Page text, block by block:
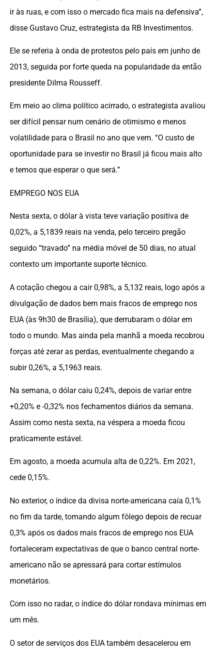
ir às ruas, e com isso o mercado fica mais na defensiva”,
disse Gustavo Cruz, estrategista da RB Investimentos.
Ele se referia à onda de protestos pelo país em junho de
2013, seguida por forte queda na popularidade da então
presidente Dilma Rousseff.
Em meio ao clima político acirrado, o estrategista avaliou
ser difícil pensar num cenário de otimismo e menos
volatilidade para o Brasil no ano que vem. “O custo de
oportunidade para se investir no Brasil já ficou mais alto
e temos que esperar o que será.”
EMPREGO NOS EUA
Nesta sexta, o dólar à vista teve variação positiva de
0,02%, a 5,1839 reais na venda, pelo terceiro pregão
seguido “travado” na média móvel de 50 dias, no atual
contexto um importante suporte técnico.
A cotação chegou a cair 0,98%, a 5,132 reais, logo após a
divulgação de dados bem mais fracos de emprego nos
EUA (às 9h30 de Brasília), que derrubaram o dólar em
todo o mundo. Mas ainda pela manhã a moeda recobrou
forças até zerar as perdas, eventualmente chegando a
subir 0,26%, a 5,1963 reais.
Na semana, o dólar caiu 0,24%, depois de variar entre
+0,20% e -0,32% nos fechamentos diários da semana.
Assim como nesta sexta, na véspera a moeda ficou
praticamente estável.
Em agosto, a moeda acumula alta de 0,22%. Em 2021,
cede 0,15%.
No exterior, o índice da divisa norte-americana caía 0,1%
no fim da tarde, tomando algum fôlego depois de recuar
0,3% após os dados mais fracos de emprego nos EUA
fortaleceram expectativas de que o banco central norte-
americano não se apressará para cortar estímulos
monetários.
Com isso no radar, o índice do dólar rondava mínimas em
um mês.
O setor de serviços dos EUA também desacelerou em